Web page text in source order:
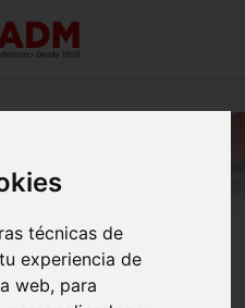
técnicas de
experiencia de
web, para
DE